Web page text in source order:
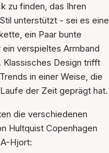
zu finden, das Ihren
unterstützt - sei es eine
ein Paar bunte
ein verspieltes Armband
Klassisches Design trifft
in einer Weise, die
der Zeit geprägt hat.
die verschiedenen
Hultquist Copenhagen
Hjort: